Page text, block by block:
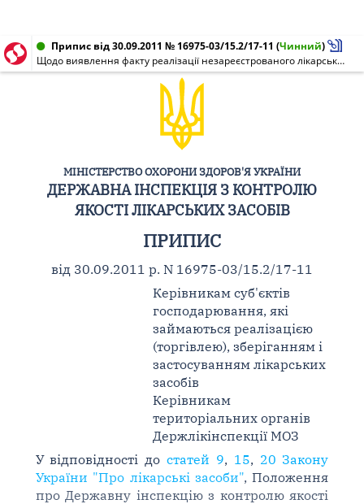
Припис від 30.09.2011 № 16975-03/15.2/17-11 (Чинний)
Щодо виявлення факту реалізації незареєстрованого лікарського засобу Циклоферон®
МІНІСТЕРСТВО ОХОРОНИ ЗДОРОВ'Я УКРАЇНИ
ДЕРЖАВНА ІНСПЕКЦІЯ З КОНТРОЛЮ
ЯКОСТІ ЛІКАРСЬКИХ ЗАСОБІВ
ПРИПИС
від 30.09.2011 р. N 16975-03/15.2/17-11
Керівникам суб'єктів
господарювання, які
займаються реалізацією
(торгівлею), зберіганням і
застосуванням лікарських
засобів
Керівникам
територіальних органів
Держлікінспекції МОЗ
У відповідності достатей 9, 15, 20 Закону
України "Про лікарські засоби", Положення
про Державну інспекцію з контролю якості